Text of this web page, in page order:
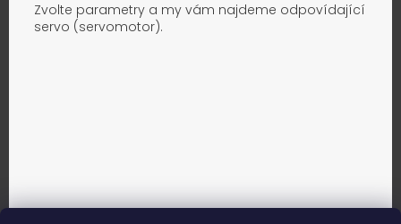
Zvolte parametry a my vám najdeme odpovídající
servo (servomotor).